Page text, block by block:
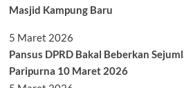
Masjid Kampung Baru
5 Maret 2026
Pansus DPRD Bakal Beberkan
Paripurna 10 Maret 2026